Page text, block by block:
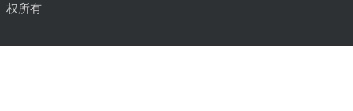
权所有